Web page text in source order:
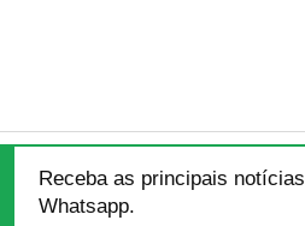
Receba as principais notícias
Whatsapp.